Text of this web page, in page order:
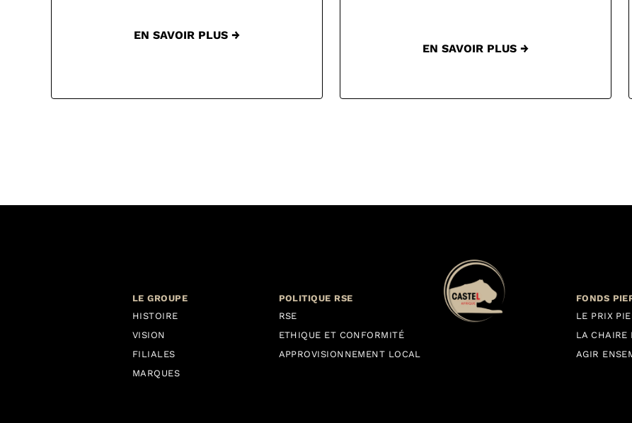
EN SAVOIR PLUS →
EN SAVOIR PLUS →
LE GROUPE
HISTOIRE
VISION
FILIALES
MARQUES
POLITIQUE RSE
RSE
ETHIQUE ET CONFORMITÉ
APPROVISIONNEMENT LOCAL
FONDS
LE PRIX
LA CHAIRE
AGIR